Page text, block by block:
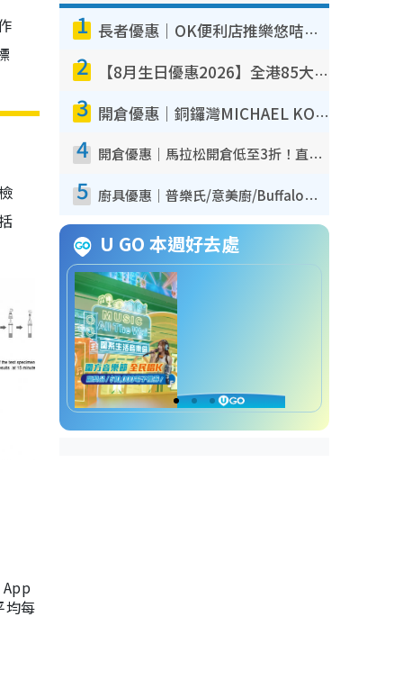
均每
1 長者優惠｜OK便利店推樂悠咭優惠！買麵包/牛奶/保健品拍卡即減
2 【8月生日優惠2026】全港85大食買玩著數攻略 自助餐/火鍋放題同行免費＋誠品/DONKI送現金券
3 開倉優惠｜銅鑼灣MICHAEL KORS開倉低至17折！直擊$500起買手袋/銀包/鞋款 必買經典Jet Set系列
4 開倉優惠｜馬拉松開倉低至3折！直擊$99起買adidas／New Balance／Puma鞋款 STANLEY保溫杯劈價至$119起
5 廚具優惠｜普樂氏/意美廚/Buffalo廚具低至3折！$89起買煎鍋／炒鑊／個人鍋 同場小家電激減至$99起
U GO 本週好去處